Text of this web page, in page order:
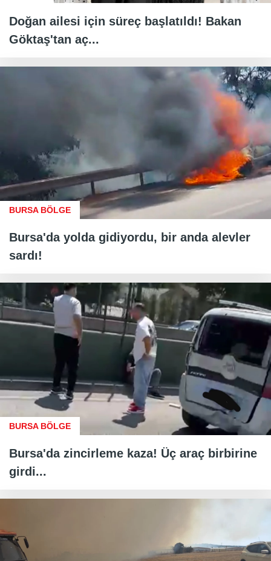
Doğan ailesi için süreç başlatıldı! Bakan
Göktaş'tan aç...
BURSA BÖLGE
Bursa'da yolda gidiyordu, bir anda alevler
sardı!
BURSA BÖLGE
Bursa'da zincirleme kaza! Üç araç birbirine
girdi...